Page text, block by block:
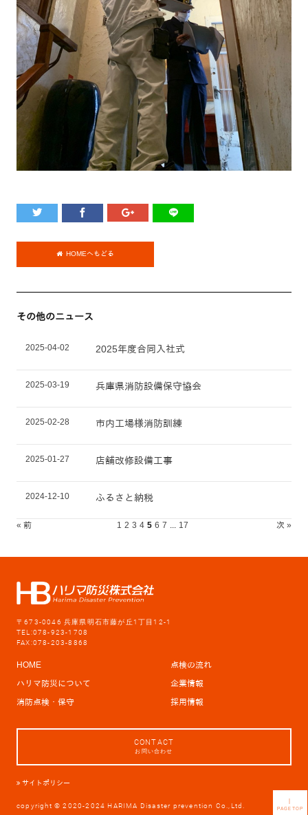
HOMEへもどる
その他のニュース
2025-04-02 2025年度合同入社式
2025-03-19 兵庫県消防設備保守協会
2025-02-28 市内工場様消防訓練
2025-01-27 店舗改修設備工事
2024-12-10 ふるさと納税
« 前 1 2 3 4 5 6 7 ... 17 次 »
｜
PAGETOP
〒673-0046 兵庫県明石市藤が丘1丁目12-1
TEL:078-923-1708
FAX:078-203-8868
HOME
点検の流れ
ハリマ防災について
企業情報
消防点検・保守
採用情報
CONTACT
お問い合わせ
サイトポリシー
copyright © 2020-2024 HARIMA Disaster prevention Co.,Ltd.